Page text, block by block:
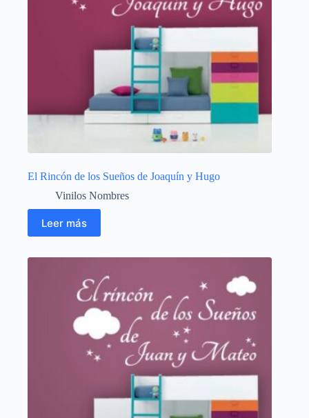
El Rincón de los Sueños de Joaquín y Hugo
Vinilos Nombres
Leer más